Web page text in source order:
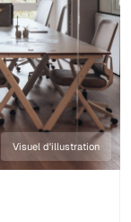
Visuel d'illustration